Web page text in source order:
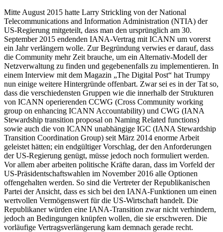
Mitte August 2015 hatte Larry Strickling von der National
Telecommunications and Information Administration (NTIA) der
US-Regierung mitgeteilt, dass man den ursprünglich am 30.
September 2015 endenden IANA-Vertrag mit ICANN um vorerst
ein Jahr verlängern wolle. Zur Begründung verwies er darauf, dass
die Community mehr Zeit brauche, um ein Alternativ-Modell der
Netzverwaltung zu finden und gegebenenfalls zu implementieren. In
einem Interview mit dem Magazin „The Digital Post“ hat Trumpy
nun einige weitere Hintergründe offenbart. Zwar sei es in der Tat so,
dass die verschiedensten Gruppen wie die innerhalb der Strukturen
von ICANN operierenden CCWG (Cross Community working
group on enhancing ICANN Accountability) und CWG (IANA
Stewardship transition proposal on Naming Related functions)
sowie auch die von ICANN unabhängige IGC (IANA Stewardship
Transition Coordination Group) seit März 2014 enorme Arbeit
geleistet hätten; ein endgültiger Vorschlag, der den Anforderungen
der US-Regierung genügt, müsse jedoch noch formuliert werden.
Vor allem aber arbeiten politische Kräfte daran, dass im Vorfeld der
US-Präsidentschaftswahlen im November 2016 alle Optionen
offengehalten werden. So sind die Vertreter der Republikanischen
Partei der Ansicht, dass es sich bei den IANA-Funktionen um einen
wertvollen Vermögenswert für die US-Wirtschaft handelt. Die
Republikaner würden eine IANA-Transition zwar nicht verhindern,
jedoch an Bedingungen knüpfen wollen, die sie erschweren. Die
vorläufige Vertragsverlängerung kam demnach gerade recht.